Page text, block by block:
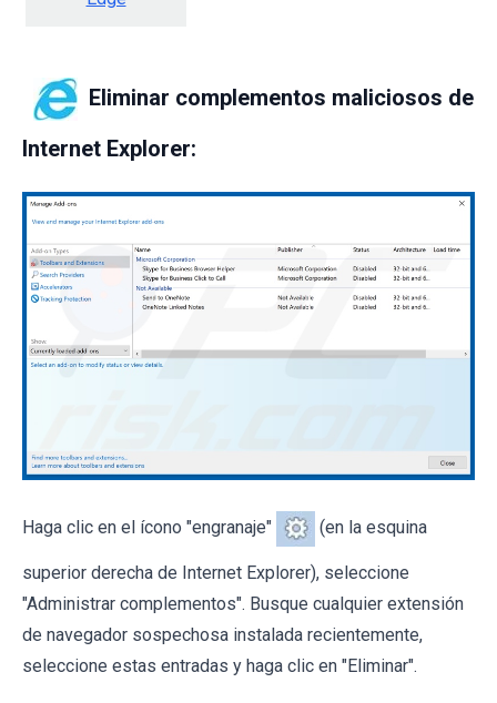
Eliminar complementos maliciosos de
Internet Explorer:
Haga clic en el ícono "engranaje" (en la esquina
superior derecha de Internet Explorer), seleccione
"Administrar complementos". Busque cualquier extensión
de navegador sospechosa instalada recientemente,
seleccione estas entradas y haga clic en "Eliminar".